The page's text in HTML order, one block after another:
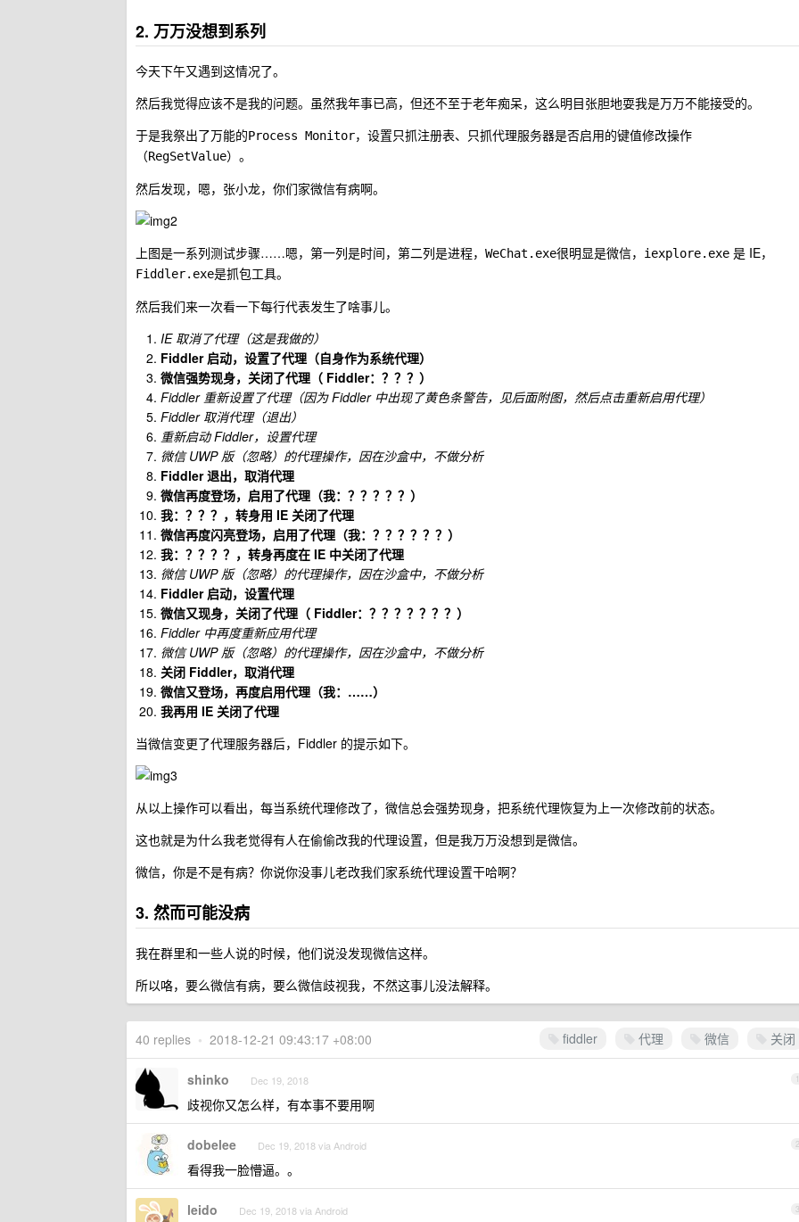
2. 万万没想到系列
今天下午又遇到这情况了。
然后我觉得应该不是我的问题。虽然我年事已高，但还不至于老年痴呆，这么明目张胆地耍我是万万不能接受的。
于是我祭出了万能的Process Monitor，设置只抓注册表、只抓代理服务器是否启用的键值修改操作
（RegSetValue）。
然后发现，嗯，张小龙，你们家微信有病啊。
上图是一系列测试步骤……嗯，第一列是时间，第二列是进程， WeChat.exe很明显是微信， iexplore.exe 是 IE，
Fiddler.exe是抓包工具。
然后我们来一次看一下每行代表发生了啥事儿。
IE 取消了代理（这是我做的）
Fiddler 启动，设置了代理（自身作为系统代理）
微信强势现身，关闭了代理（ Fiddler：？？？）
Fiddler 重新设置了代理（因为 Fiddler 中出现了黄色条警告，见后面附图，然后点击重新启用代理）
Fiddler 取消代理（退出）
重新启动 Fiddler，设置代理
微信 UWP 版（忽略）的代理操作，因在沙盒中，不做分析
Fiddler 退出，取消代理
微信再度登场，启用了代理（我：？？？？？）
我：？？？，转身用 IE 关闭了代理
微信再度闪亮登场，启用了代理（我：？？？？？？）
我：？？？？，转身再度在 IE 中关闭了代理
微信 UWP 版（忽略）的代理操作，因在沙盒中，不做分析
Fiddler 启动，设置代理
微信又现身，关闭了代理（ Fiddler：？？？？？？？）
Fiddler 中再度重新应用代理
微信 UWP 版（忽略）的代理操作，因在沙盒中，不做分析
关闭 Fiddler，取消代理
微信又登场，再度启用代理（我：……）
我再用 IE 关闭了代理
当微信变更了代理服务器后，Fiddler 的提示如下。
从以上操作可以看出，每当系统代理修改了，微信总会强势现身，把系统代理恢复为上一次修改前的状态。
这也就是为什么我老觉得有人在偷偷改我的代理设置，但是我万万没想到是微信。
微信，你是不是有病？你说你没事儿老改我们家系统代理设置干哈啊？
3. 然而可能没病
我在群里和一些人说的时候，他们说没发现微信这样。
所以咯，要么微信有病，要么微信歧视我，不然这事儿没法解释。
fiddler 代理 微信 关闭
40 replies • 2018-12-21 09:43:17 +08:00
1
shinko Dec 19, 2018
歧视你又怎么样，有本事不要用啊
2
dobelee Dec 19, 2018 via Android
看得我一脸懵逼。。
3
leido Dec 19, 2018 via Android